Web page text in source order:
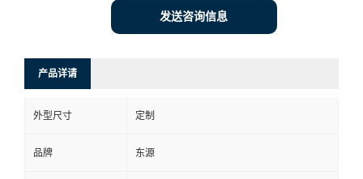
发送咨询信息
产品详请
外型尺寸 定制
品牌 东源